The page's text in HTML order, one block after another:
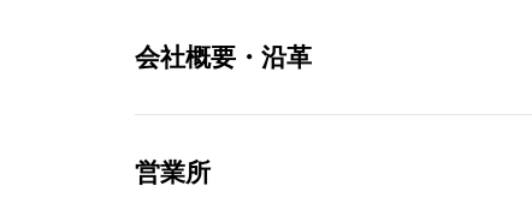
会社概要・沿革
営業所